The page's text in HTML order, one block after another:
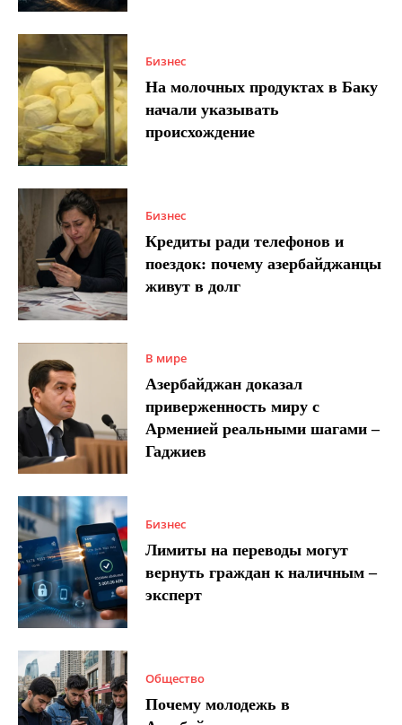
Бизнес
На молочных продуктах в Баку
начали указывать
происхождение
Бизнес
Кредиты ради телефонов и
поездок: почему азербайджанцы
живут в долг
В мире
Азербайджан доказал
приверженность миру с
Арменией реальными шагами –
Гаджиев
Бизнес
Лимиты на переводы могут
вернуть граждан к наличным –
эксперт
Общество
Почему молодежь в